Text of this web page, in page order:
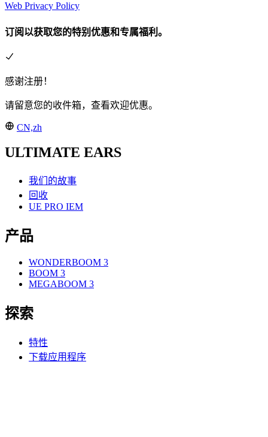
Web Privacy Policy
订阅以获取您的特别优惠和专属福利。
感谢注册！
请留意您的收件箱，查看欢迎优惠。
CN,zh
ULTIMATE EARS
我们的故事
回收
UE PRO IEM
产品
WONDERBOOM 3
BOOM 3
MEGABOOM 3
探索
特性
下载应用程序